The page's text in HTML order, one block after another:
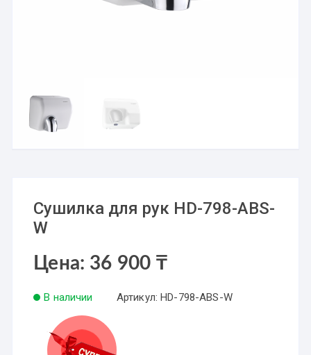
Сушилка для рук HD-798-ABS-
W
Цена: 36 900 ₸
В наличии Артикул: HD-798-ABS-W